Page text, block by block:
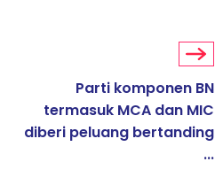
Parti komponen BN
termasuk MCA dan MIC
diberi peluang bertanding
...